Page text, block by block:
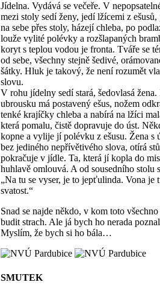
Jídelna. Vydává se večeře. V
mezi stoly sedí ženy, jedí lžícemi z
na sebe přes stoly, házejí chleba, po
louže vylité polévky a rozšlapaných
koryt s teplou vodou je fronta. Tváře se
od sebe, všechny stejně šedivé,
šátky. Hluk je takový, že není rozumět
slovu.
V rohu jídelny sedí stará, šedovlasá žena.
ubrousku má postavený ešus, nožem
tenké krajíčky chleba a nabírá na lžíci
která pomalu, čistě dopravuje do úst.
kopne a vylije jí polévku z ešusu. Žena s
bez jediného nepřívětivého slova, otírá
pokračuje v jídle. Ta, která jí kopla do
huhlavě omlouvá. A od sousedního stolu
„Na tu se vyser, je to jepťulinda. Vona je
svatost.“
Snad se najde někdo, v kom toto všechno
budit strach. Ale já bych ho nerada
Myslím, že bych si ho bála…
SMUTEK